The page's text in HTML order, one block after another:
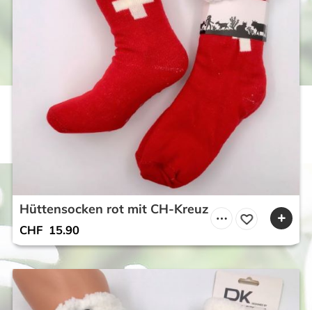
Hüttensocken rot mit CH-Kreuz
CHF 15.90